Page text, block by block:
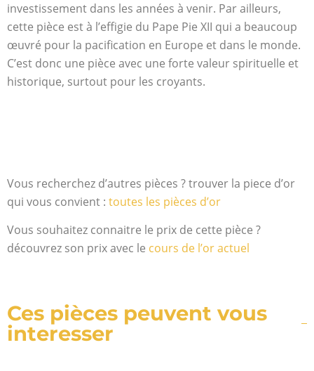
investissement dans les années à venir. Par ailleurs,
cette pièce est à l’effigie du Pape Pie XII qui a beaucoup
œuvré pour la pacification en Europe et dans le monde.
C’est donc une pièce avec une forte valeur spirituelle et
historique, surtout pour les croyants.
Vous recherchez d’autres pièces ? trouver la piece d’or
qui vous convient : toutes les pièces d’or
Vous souhaitez connaitre le prix de cette pièce ?
découvrez son prix avec le cours de l’or actuel
Ces pièces peuvent vous
interesser